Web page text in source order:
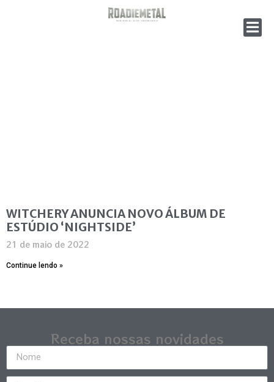
WITCHERY ANUNCIA NOVO ÁLBUM DE
ESTÚDIO ‘NIGHTSIDE’
21 de maio de 2022
Continue lendo »
Receba nossas novidades